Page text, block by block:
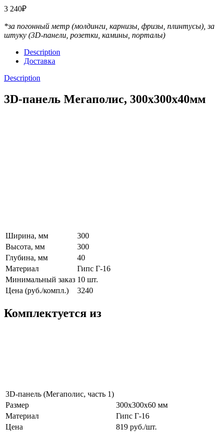
3 240₽
*за погонный метр (молдинги, карнизы, фризы, плинтусы), за
штуку (3D-панели, розетки, камины, порталы)
Description
Доставка
Description
3D-панель Мегаполис, 300x300x40мм
Ширина, мм
300
Высота, мм
300
Глубина, мм
40
Материал
Гипс Г-16
Минимальный заказ 10 шт.
Цена (руб./компл.)
3240
Комплектуется из
3D-панель (Мегаполис, часть 1)
Размер
300х300х60 мм
Материал
Гипс Г-16
Цена
819 руб./шт.